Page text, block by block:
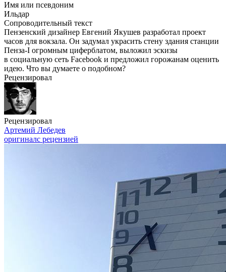
Имя или псевдоним
Ильдар
Сопроводительный текст
Пензенский дизайнер Евгений Якушев разработал проект
часов для вокзала. Он задумал украсить стену здания станции
Пенза-I огромным циферблатом, выложил эскизы
в социальную сеть Facebook и предложил горожанам оценить
идею. Что вы думаете о подобном?
Рецензировал
Рецензировал
Артемий Лебедев
оригиналс рецензией